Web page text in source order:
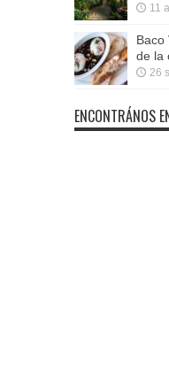
11
Baco
de la
26
ENCONTRÁNOS